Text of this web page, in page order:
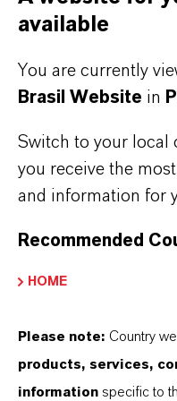
molecular
de produto
de Cor
molar
available
You are currently
Brasil Website in
Switch to your local
you receive the
and information for
Recommended
HOME
Please note: Country
products, services,
information specific to